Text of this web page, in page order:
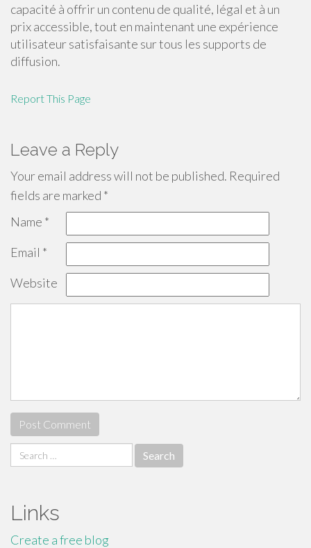
capacité à offrir un contenu de qualité, légal et à un
prix accessible, tout en maintenant une expérience
utilisateur satisfaisante sur tous les supports de
diffusion.
Report This Page
Leave a Reply
Your email address will not be published. Required
fields are marked *
Name *
Email *
Website
Search
for:
Links
Create a free blog